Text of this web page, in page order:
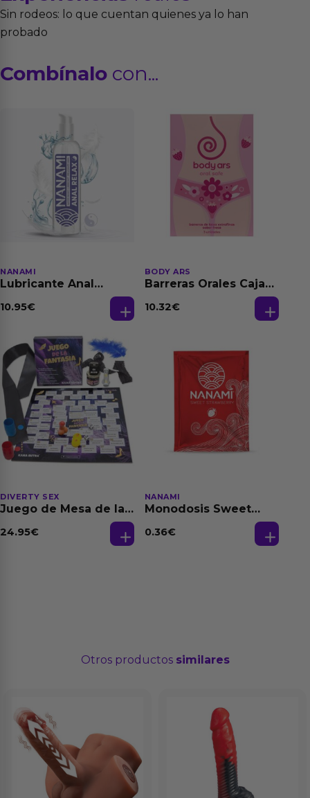
Sin rodeos: lo que cuentan quienes ya lo han
probado
Combínalo con...
NANAMI
Lubricante Anal
Dilatación Base Agua
10.95€
BODY ARS
Barreras Orales Caja
10.32€
DIVERTY SEX
Juego de Mesa de las
24.95€
NANAMI
Monodosis Sweet
Base Agua 4 ml
0.36€
Otros productos similares